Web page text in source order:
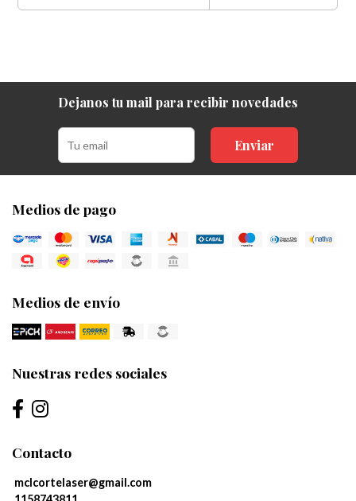
Dejanos tu mail para recibir novedades
Enviar
Medios de pago
Medios de envío
Nuestras redes sociales
Contacto
mclcortelaser@gmail.com